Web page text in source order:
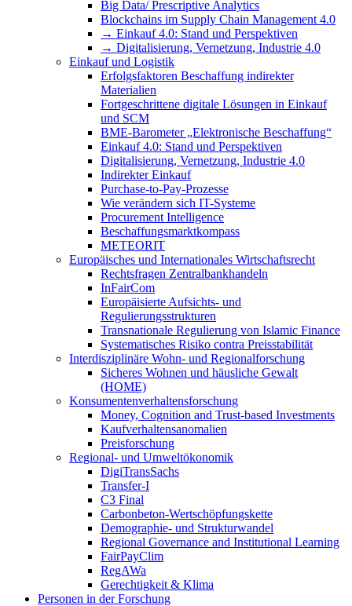
Big Data/ Prescriptive Analytics
Blockchains im Supply Chain Management 4.0
→ Einkauf 4.0: Stand und Perspektiven
→ Digitalisierung, Vernetzung, Industrie 4.0
Einkauf und Logistik
Erfolgsfaktoren Beschaffung indirekter
Materialien
Fortgeschrittene digitale Lösungen in Einkauf
und SCM
BME-Barometer „Elektronische Beschaffung“
Einkauf 4.0: Stand und Perspektiven
Digitalisierung, Vernetzung, Industrie 4.0
Indirekter Einkauf
Purchase-to-Pay-Prozesse
Wie verändern sich IT-Systeme
Procurement Intelligence
Beschaffungsmarktkompass
METEORIT
Europäisches und Internationales Wirtschaftsrecht
Rechtsfragen Zentralbankhandeln
InFairCom
Europäisierte Aufsichts- und
Regulierungsstrukturen
Transnationale Regulierung von Islamic Finance
Systematisches Risiko contra Preisstabilität
Interdisziplinäre Wohn- und Regionalforschung
Sicheres Wohnen und häusliche Gewalt
(HOME)
Konsumenten­verhaltens­forschung
Money, Cognition and Trust-based Investments
Kaufverhaltensanomalien
Preisforschung
Regional- und Umweltökonomik
DigiTransSachs
Transfer-I
C3 Final
Carbonbeton-Wertschöpfungskette
Demographie- und Strukturwandel
Regional Governance and Institutional Learning
FairPayClim
RegAWa
Gerechtigkeit & Klima
Personen in der Forschung